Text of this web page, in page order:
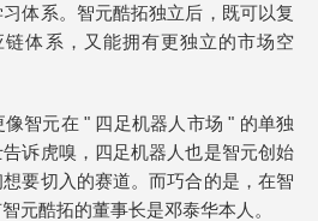
体系。智元酷拓独立后，既可以复
体系，又能拥有更独立的市场空
智元在 " 四足机器人市场 " 的单独
诉虎嗅，四足机器人也是智元创始
要切入的赛道。而巧合的是，在智
元酷拓的董事长是邓泰华本人。